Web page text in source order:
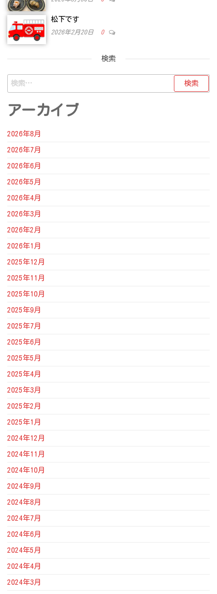
松下です
2026年2月20日 0
検索
検
索:
アーカイブ
2026年8月
2026年7月
2026年6月
2026年5月
2026年4月
2026年3月
2026年2月
2026年1月
2025年12月
2025年11月
2025年10月
2025年9月
2025年7月
2025年6月
2025年5月
2025年4月
2025年3月
2025年2月
2025年1月
2024年12月
2024年11月
2024年10月
2024年9月
2024年8月
2024年7月
2024年6月
2024年5月
2024年4月
2024年3月